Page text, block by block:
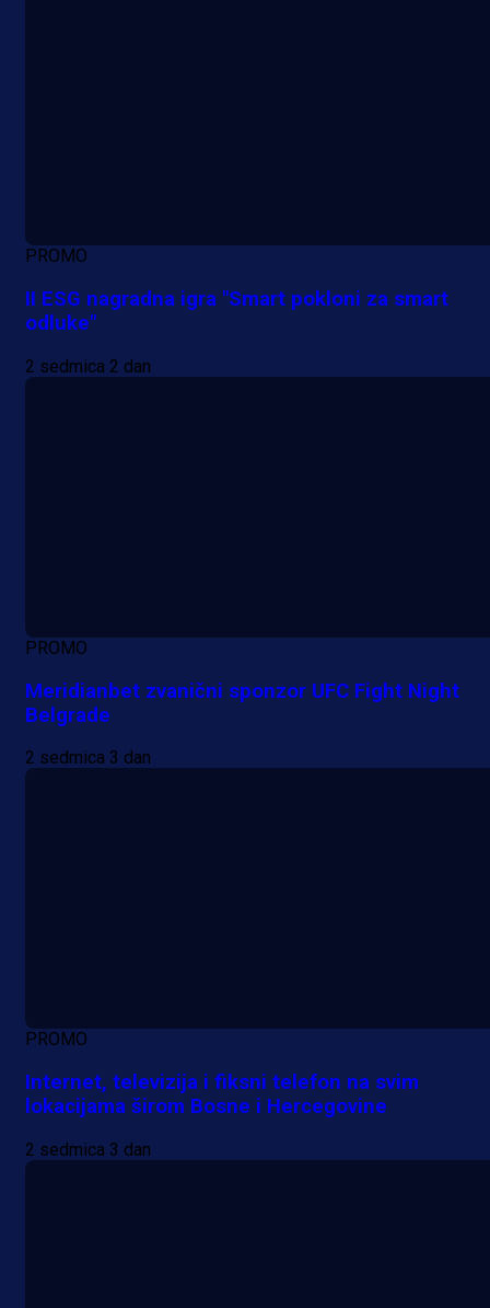
PROMO
II ESG nagradna igra "Smart pokloni za smart
odluke"
2 sedmica 2 dan
PROMO
Meridianbet zvanični sponzor UFC Fight Night
Belgrade
2 sedmica 3 dan
PROMO
Internet, televizija i fiksni telefon na svim
lokacijama širom Bosne i Hercegovine
2 sedmica 3 dan